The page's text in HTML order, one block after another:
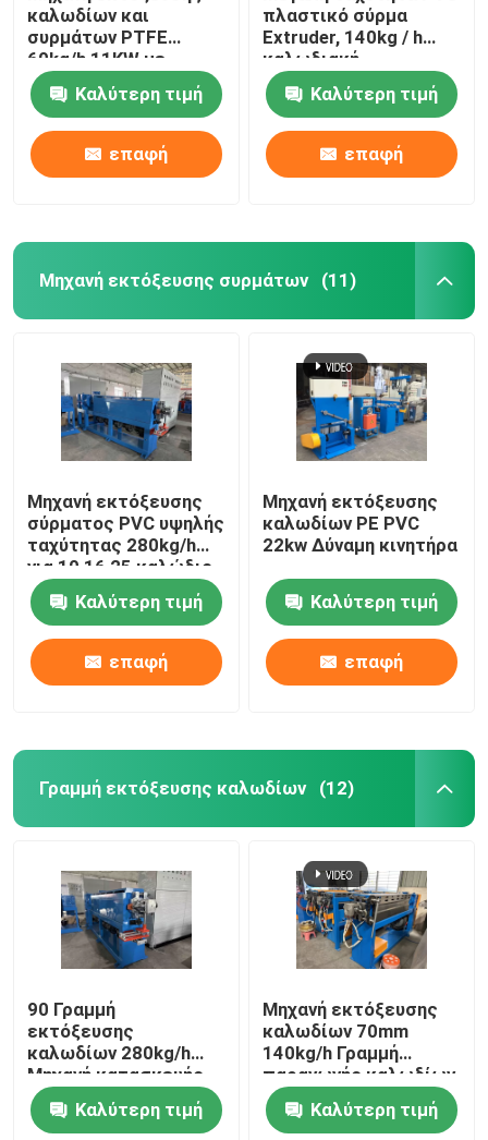
καλωδίων και
συρμάτων PTFE
60kg/h 11KW με
κινητήρα Siemens
Καλύτερη τιμή
επαφή
πλαστικό σύρμα
Extruder, 140kg / h
καλωδιακή
κατασκευή μηχανή
Καλύτερη τιμή
επαφή
Μηχανή εκτόξευσης συρμάτων (11)
Μηχανή εκτόξευσης
σύρματος PVC υψηλής
ταχύτητας 280kg/h
για 10 16 25 καλώδιο
Καλύτερη τιμή
επαφή
Μηχανή εκτόξευσης
καλωδίων PE PVC
22kw Δύναμη κινητήρα
Καλύτερη τιμή
επαφή
Γραμμή εκτόξευσης καλωδίων (12)
90 Γραμμή
εκτόξευσης
καλωδίων 280kg/h
Μηχανή κατασκευής
καλωδίων PVC με
κινητήρα Siemens
Καλύτερη τιμή
Μηχανή εκτόξευσης
καλωδίων 70mm
140kg/h Γραμμή
παραγωγής καλωδίων
διαδικτύου
Καλύτερη τιμή